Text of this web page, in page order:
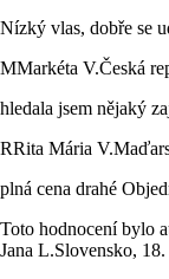
Nízký vlas, dobře se
MMarkéta V.Česká
hledala jsem nějaký
RRita Mária V.
plná cena drahé
Toto hodnocení bylo
Jana L.Slovensko,